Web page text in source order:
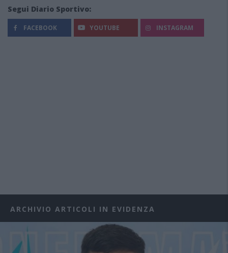
Segui Diario Sportivo:
FACEBOOK YOUTUBE INSTAGRAM
ARCHIVIO ARTICOLI IN EVIDENZA